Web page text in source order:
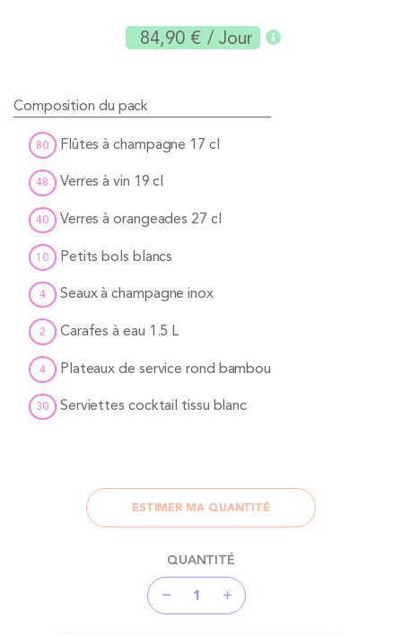
84,90 € / Jour
Composition du pack
80 Flûtes à champagne 17 cl
48 Verres à vin 19 cl
40 Verres à orangeades 27 cl
10 Petits bols blancs
4 Seaux à champagne inox
2 Carafes à eau 1.5 L
4 Plateaux de service rond bambou
30 Serviettes cocktail tissu blanc
ESTIMER MA QUANTITÉ
QUANTITÉ